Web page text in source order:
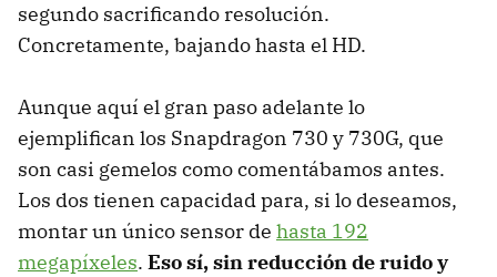
segundo sacrificando resolución.
Concretamente, bajando hasta el HD.
Aunque aquí el gran paso adelante lo
ejemplifican los Snapdragon 730 y 730G, que
son casi gemelos como comentábamos antes.
Los dos tienen capacidad para, si lo deseamos,
montar un único sensor de hasta 192
megapíxeles. Eso sí, sin reducción de ruido y